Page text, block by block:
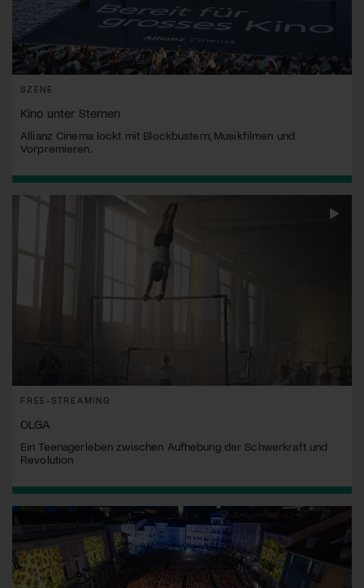
SZENE
Kino unter Sternen
Allianz Cinema lockt mit Blockbustern, Musikfilmen und
Vorpremieren.
FREE-STREAMING
OLGA
Ein Teenagerleben zwischen Aufhebung der Schwerkraft und
Revolution